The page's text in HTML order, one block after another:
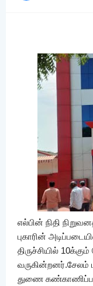
எல்பின் நிதி
புகாரின்
திருச்சியில்
வருகின்றனர்.சேலம்
துணை